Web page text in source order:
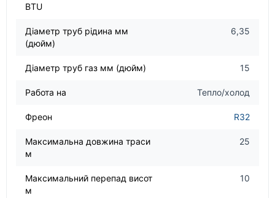
BTU
Діаметр труб рідина мм
(дюйм)
6,35
Діаметр труб газ мм (дюйм) 15
Работа на Тепло/холод
Фреон R32
Максимальна довжина траси
м
25
Максимальний перепад висот
м
10